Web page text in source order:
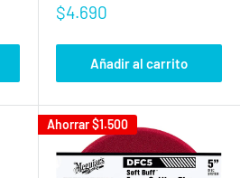
Precio
venta
$4.690
Añadir al carrito
Ahorrar$1.500